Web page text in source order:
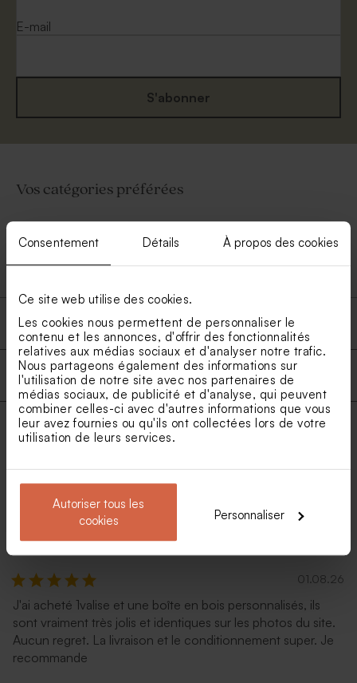
Consentement Détails À propos des cookies
Ce site web utilise des cookies.
Les cookies nous permettent de personnaliser le
contenu et les annonces, d'offrir des fonctionnalités
relatives aux médias sociaux et d'analyser notre trafic.
Nous partageons également des informations sur
l'utilisation de notre site avec nos partenaires de
médias sociaux, de publicité et d'analyse, qui peuvent
combiner celles-ci avec d'autres informations que vous
leur avez fournies ou qu'ils ont collectées lors de votre
utilisation de leurs services.
Autoriser tous les
cookies
Personnaliser
E-mail
S'abonner
Vos catégories préférées
Produits
Livraison rapide en toute securite
A propos de tadaaz
4.7/5
4863 avis
01.08.26
J'ai acheté 1valise et une boîte en bois personnalisés, ils
sont vraiment très jolis et identiques sur les photos du site.
Aucun regret. La livraison et le conditionnement super. Je
recommande